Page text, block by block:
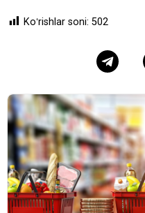
Koʻrishlar soni: 502